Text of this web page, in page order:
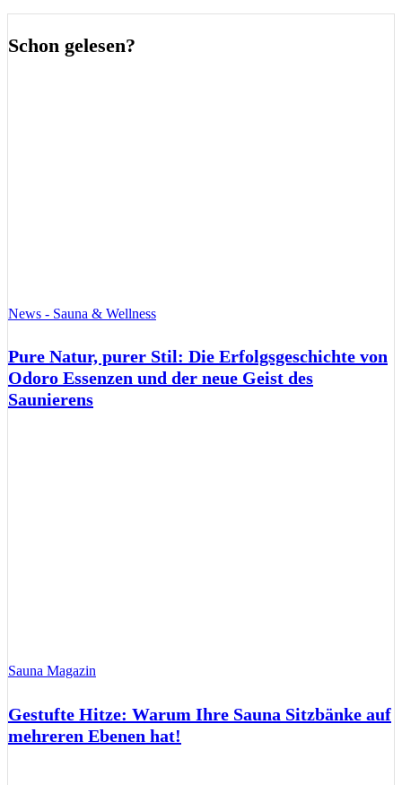
Schon gelesen?
News - Sauna & Wellness
Pure Natur, purer Stil: Die Erfolgsgeschichte von
Odoro Essenzen und der neue Geist des
Saunierens
Sauna Magazin
Gestufte Hitze: Warum Ihre Sauna Sitzbänke auf
mehreren Ebenen hat!